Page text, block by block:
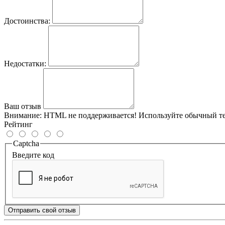
Достоинства:
Недостатки:
Ваш отзыв
Внимание: HTML не поддерживается! Используйте обычный
Рейтинг
Captcha
Введите код
Отправить свой отзыв